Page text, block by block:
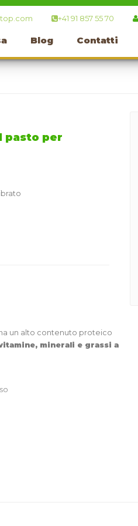
+41 91 857 55 70
Blog Contatti
pasto per
ha un alto contenuto proteico
minerali e grassi a